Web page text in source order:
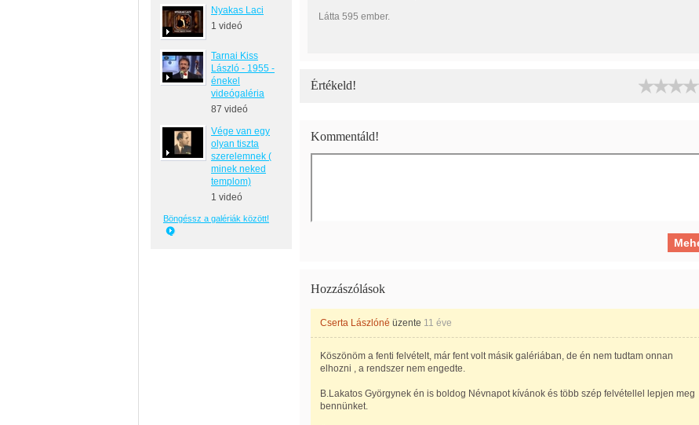
Nyakas Laci
1 videó
Tarnai Kiss
László - 1955 -
énekel
videógaléria
87 videó
Vége van egy
olyan tiszta
szerelemnek (
minek neked
templom)
1 videó
Böngéssz a galériák között!
Látta 595 ember.
Értékeld!
Kommentáld!
Hozzászólások
Cserta Lászlóné üzente 11 éve
Köszönöm a fenti felvételt, már fent volt másik galériában, de én nem tudtam onnan
elhozni , a rendszer nem engedte.
B.Lakatos Györgynek én is boldog Névnapot kívánok és több szép felvétellel lepjen meg
bennünket.